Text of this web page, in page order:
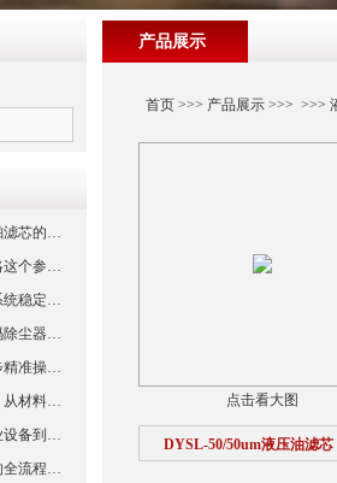
产品展示
首页>>> 产品展示>>> >>>
点击看大图
DYSL-50/50um液压油滤芯
从海水过滤到燃油净化：船舶滤芯的多场景应用解析
汽轮机滤芯多久换一次？忽略这个参数，机组非停损失可能上百万！
液压油滤芯精度等级：守护系统稳定与寿命的“微米标尺”
从材质革新到结构优化，解码除尘器滤芯性能跃升的核心逻辑
数控机床滤芯安装指南：三步精准操作，杜绝设备“亚健康”
不锈钢滤芯测试标准全解析，从材料性能到应用场景的严苛验证
润滑油滤芯精度分级：从工业设备到精密系统的过滤密码
主轴油泵滤芯从定位到调试的全流程解析